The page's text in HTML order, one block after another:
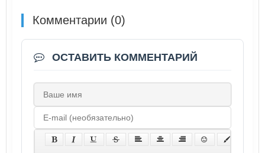
Комментарии (0)
ОСТАВИТЬ КОММЕНТАРИЙ